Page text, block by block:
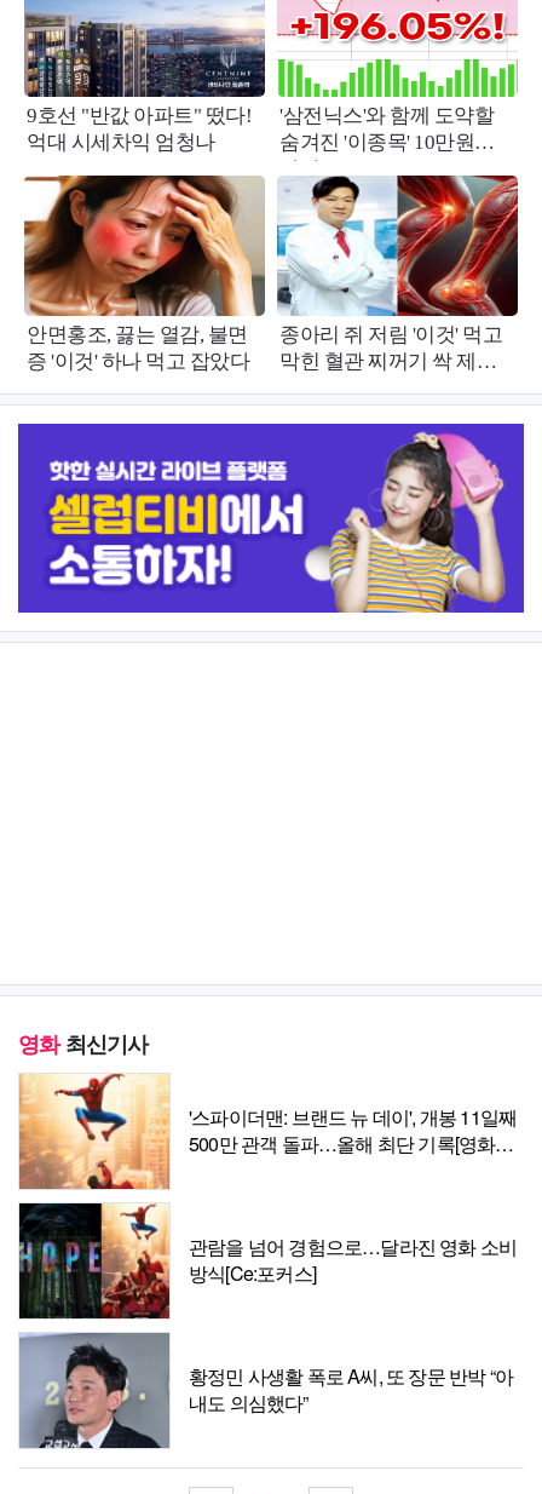
영화최신기사
'스파이더맨: 브랜드 뉴 데이', 개봉 11일째
500만 관객 돌파…올해 최단 기록[영화랭
관람을 넘어 경험으로…달라진 영화 소비
방식[Ce:포커스]
황정민 사생활 폭로 A씨, 또 장문 반박 “아
내도 의심했다”